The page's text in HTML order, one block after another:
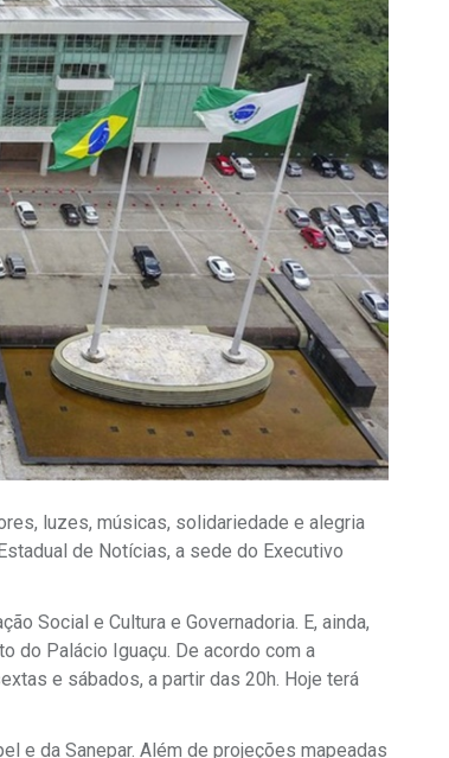
luzes, músicas, solidariedade e alegria
de Notícias, a sede do Executivo
Social e Cultura e Governadoria. E, ainda,
do Palácio Iguaçu. De acordo com a
e sábados, a partir das 20h. Hoje terá
e da Sanepar. Além de projeções mapeadas